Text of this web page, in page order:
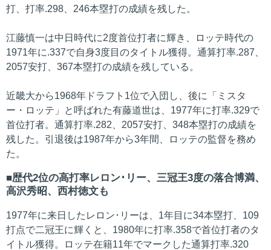
打、打率.298、246本塁打の成績を残した。
江藤慎一は中日時代に2度首位打者に輝き、ロッテ時代の
1971年に.337で自身3度目のタイトル獲得。通算打率.287、
2057安打、367本塁打の成績を残している。
近畿大から1968年ドラフト1位で入団し、後に「ミスタ
ー・ロッテ」と呼ばれた有藤道世は、1977年に打率.329で
首位打者。通算打率.282、2057安打、348本塁打の成績を
残した。引退後は1987年から3年間、ロッテの監督を務め
た。
歴代2位の高打率レロン･リー、三冠王3度の落合博満、
高沢秀昭、西村徳文も
1977年に来日したレロン･リーは、1年目に34本塁打、109
打点で二冠王に輝くと、1980年に打率.358で首位打者のタ
イトル獲得。ロッテ在籍11年でマークした通算打率.320